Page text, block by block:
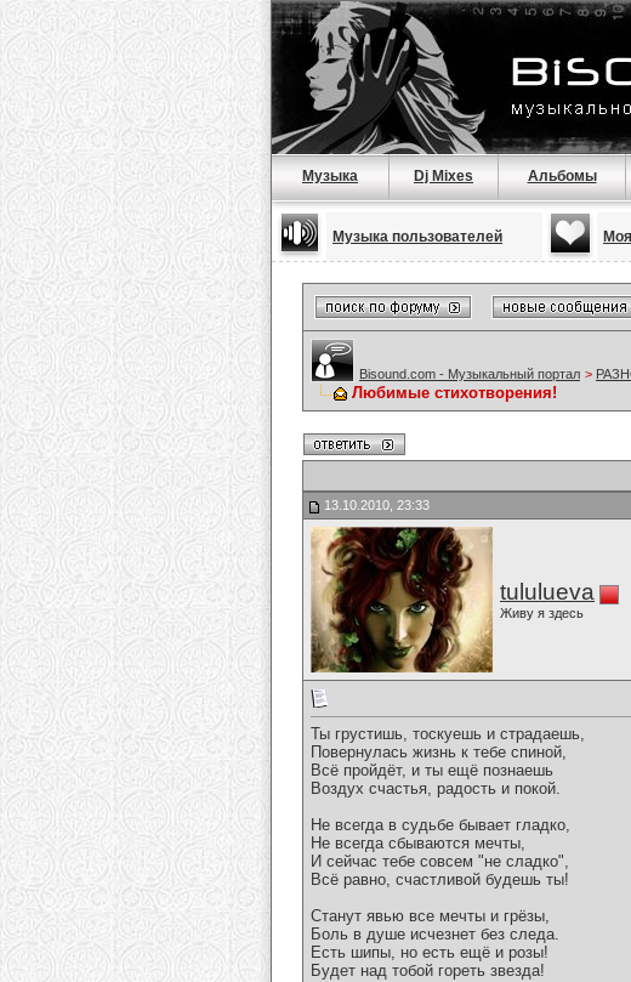
Музыка Dj Mixes Альбомы
Музыка пользователей
Bisound.com - Музыкальный портал >
Любимые стихотворения!
13.10.2010, 23:33
tululueva
Живу я здесь
Ты грустишь, тоскуешь и страдаешь,
Повернулась жизнь к тебе спиной,
Всё пройдёт, и ты ещё познаешь
Воздух счастья, радость и покой.
Не всегда в судьбе бывает гладко,
Не всегда сбываются мечты,
И сейчас тебе совсем "не сладко",
Всё равно, счастливой будешь ты!
Станут явью все мечты и грёзы,
Боль в душе исчезнет без следа.
Есть шипы, но есть ещё и розы!
Будет над тобой гореть звезда!